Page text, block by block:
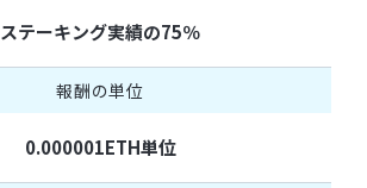
ステーキング実績の75％
報酬の単位
0.000001ETH単位